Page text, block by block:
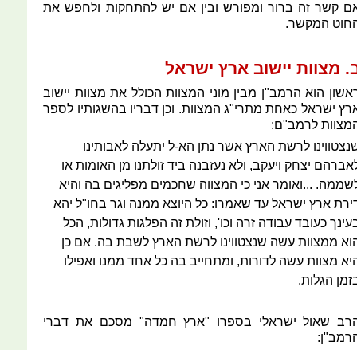
קשר זה ברור ומפורש ובין אם יש להתחקות ולחפש את
המקשר.
מצוות יישוב ארץ ישראל
הוא הרמב"ן מבין מוני המצוות הכולל את מצוות יישוב
ישראל כאחת מתרי"ג המצוות. וכן דבריו בהשגותיו לספר
לרמב"ם:
לרשת הארץ אשר נתן הא-ל יתעלה לאבותינו
יצחק ויעקב, ולא נעזבנה ביד זולתנו מן האומות או
...ואומר אני כי המצווה שחכמים מפליגים בה והיא
ארץ ישראל עד שאמרו: כל היוצא ממנה וגר בחו"ל יהא
כעובד עבודה זרה וכו', וזולת זה הפלגות גדולות, הכל
ממצוות עשה שנצטווינו לרשת הארץ לשבת בה. אם כן
מצוות עשה לדורות, ומתחייב בה כל אחד ממנו ואפילו
הגלות.
שאול ישראלי בספרו "ארץ חמדה" מסכם את דברי